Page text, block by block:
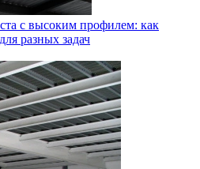
с высоким профилем: как
разных задач